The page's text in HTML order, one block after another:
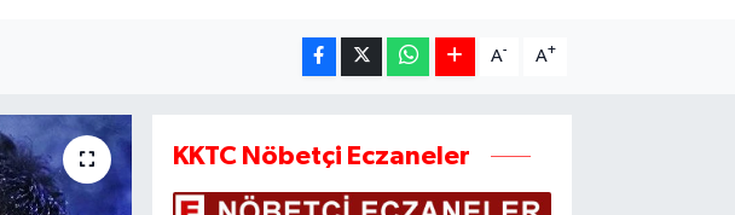
A- A+
KKTC Nöbetçi Eczaneler